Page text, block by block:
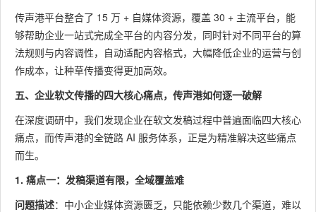
传声港平台整合了 15 万 + 自媒体资源，覆盖 30 + 主流平台，能
够帮助企业一站式完成全平台的内容分发，同时针对不同平台的算
法规则与内容调性，自动适配内容格式，大幅降低企业的运营与创
作成本，让种草传播变得更加高效。
五、企业软文传播的四大核心痛点，传声港如何逐一破解
在深度调研中，我们发现企业在软文发稿过程中普遍面临四大核心
痛点，而传声港的全链路 AI 服务体系，正是为精准解决这些痛点
而生。
1. 痛点一：发稿渠道有限，全域覆盖难
问题描述：中小企业媒体资源匮乏，只能依赖少数几个渠道，难以